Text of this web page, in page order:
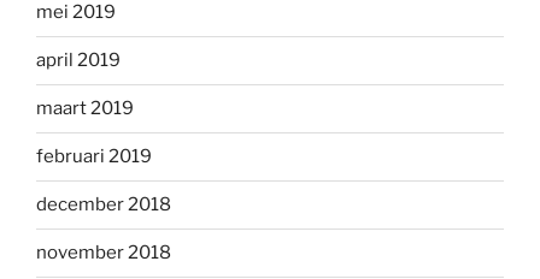
mei 2019
april 2019
maart 2019
februari 2019
december 2018
november 2018